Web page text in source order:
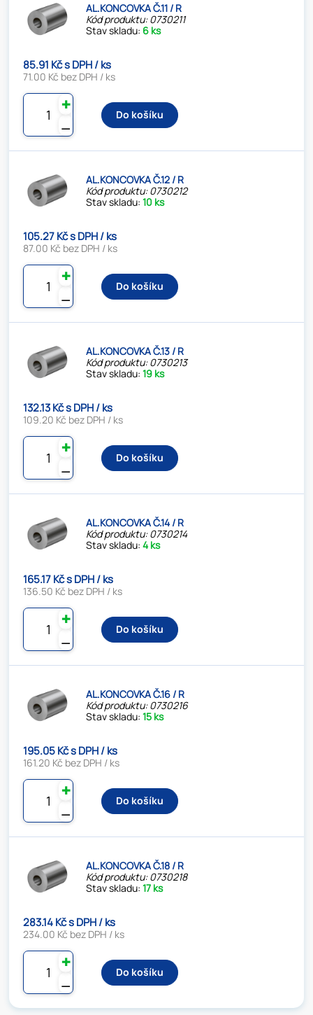
AL.KONCOVKA Č.11 / R
Kód produktu: 0730211
Stav skladu: 6 ks
85.91 Kč s DPH / ks
71.00 Kč bez DPH / ks
⚊
✚
Do košíku
AL.KONCOVKA Č.12 / R
Kód produktu: 0730212
Stav skladu:10 ks
105.27 Kč s DPH / ks
87.00 Kč bez DPH / ks
⚊
✚
Do košíku
AL.KONCOVKA Č.13 / R
Kód produktu: 0730213
Stav skladu:19 ks
132.13 Kč s DPH / ks
109.20 Kč bez DPH / ks
⚊
✚
Do košíku
AL.KONCOVKA Č.14 / R
Kód produktu: 0730214
Stav skladu:4 ks
165.17 Kč s DPH / ks
136.50 Kč bez DPH / ks
⚊
✚
Do košíku
AL.KONCOVKA Č.16 / R
Kód produktu: 0730216
Stav skladu:15 ks
195.05 Kč s DPH / ks
161.20 Kč bez DPH / ks
⚊
✚
Do košíku
AL.KONCOVKA Č.18 / R
Kód produktu: 0730218
Stav skladu:17 ks
283.14 Kč s DPH / ks
234.00 Kč bez DPH / ks
⚊
✚
Do košíku